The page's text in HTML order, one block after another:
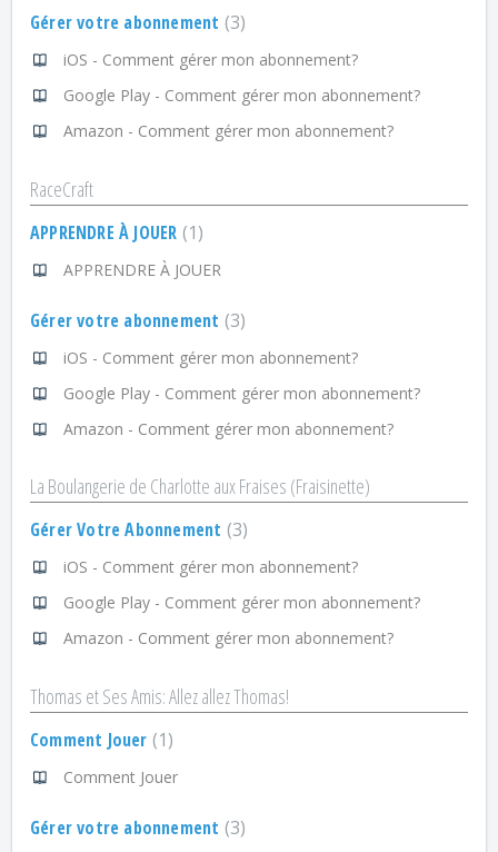
Gérer votre abonnement 3
iOS - Comment gérer mon abonnement?
Google Play - Comment gérer mon abonnement?
Amazon - Comment gérer mon abonnement?
RaceCraft
APPRENDRE À JOUER 1
APPRENDRE À JOUER
Gérer votre abonnement 3
iOS - Comment gérer mon abonnement?
Google Play - Comment gérer mon abonnement?
Amazon - Comment gérer mon abonnement?
La Boulangerie de Charlotte aux Fraises (Fraisinette)
Gérer Votre Abonnement 3
iOS - Comment gérer mon abonnement?
Google Play - Comment gérer mon abonnement?
Amazon - Comment gérer mon abonnement?
Thomas et Ses Amis: Allez allez Thomas!
Comment Jouer 1
Comment Jouer
Gérer votre abonnement 3